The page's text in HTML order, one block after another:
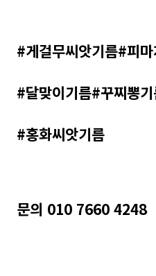
#게걸무씨앗기름#피
#달맞이기름#꾸찌뽕
#홍화씨앗기름
문의 010 7660 4248